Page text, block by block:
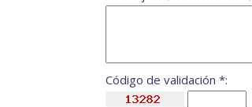
Código de validación *: